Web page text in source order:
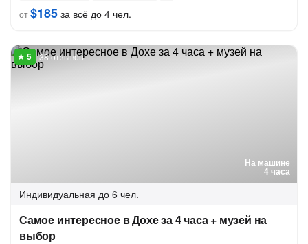
от$185 за всё до 4 чел.
На машине
4 часа
38 отзывов
Индивидуальная до 6 чел.
Самое интересное в Дохе за 4 часа + музей на
выбор